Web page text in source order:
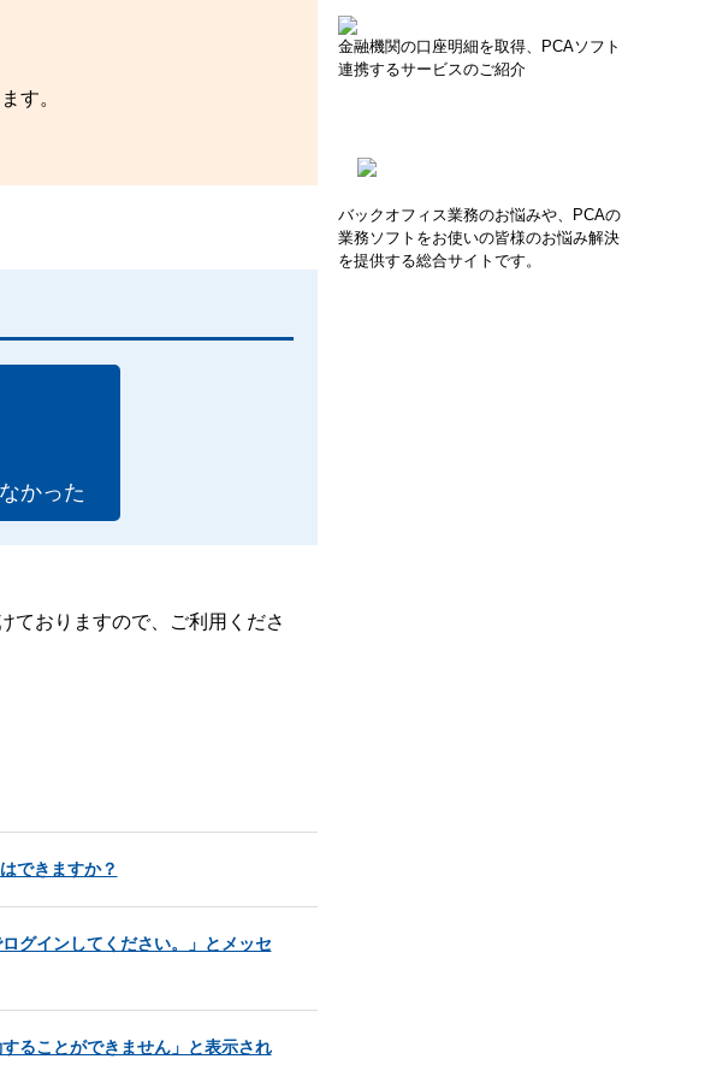
金融機関の口座明細を取得、PCAソフト
連携するサービスのご紹介
バックオフィス業務のお悩みや、PCAの
業務ソフトをお使いの皆様のお悩み解決
を提供する総合サイトです。
す。
かった
ておりますので、ご利用くださ
できますか？
グインしてください。」とメッセ
ることができません」と表示され